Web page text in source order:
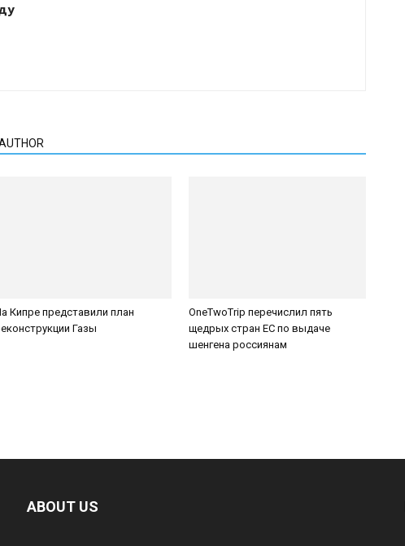
Кипре представили план
Газы
OneTwoTrip перечислил пять
щедрых стран ЕС по выдаче
шенгена россиянам
ABOUT US